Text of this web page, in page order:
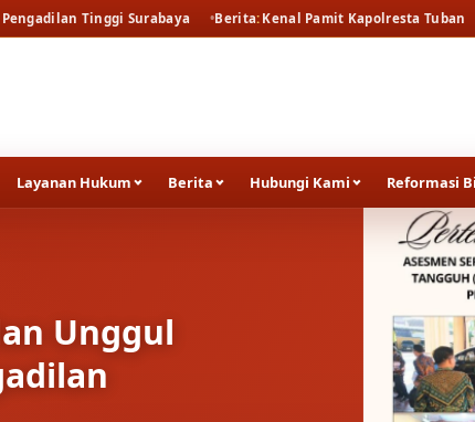
Berita Kenal Pamit Kapolresta Tuban Berita
Layanan Hukum Berita Hubungi Kami Reformasi
Unggul